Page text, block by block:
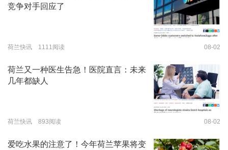
竞争对手回应了
荷兰快讯 1111阅读 08-02
荷兰又一种医生告急！医院直言：未来
几年都缺人
荷兰快讯 893阅读 08-02
爱吃水果的注意了！今年荷兰苹果将变